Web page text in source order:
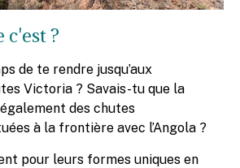
c'est ?
de te rendre jusqu’aux
Victoria ? Savais-tu que la
des chutes
à la frontière avec l’Angola ?
pour leurs formes uniques en